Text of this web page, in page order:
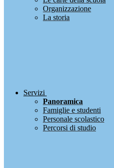
Organizzazione
La storia
Servizi
Panoramica
Famiglie e studenti
Personale scolastico
Percorsi di studio